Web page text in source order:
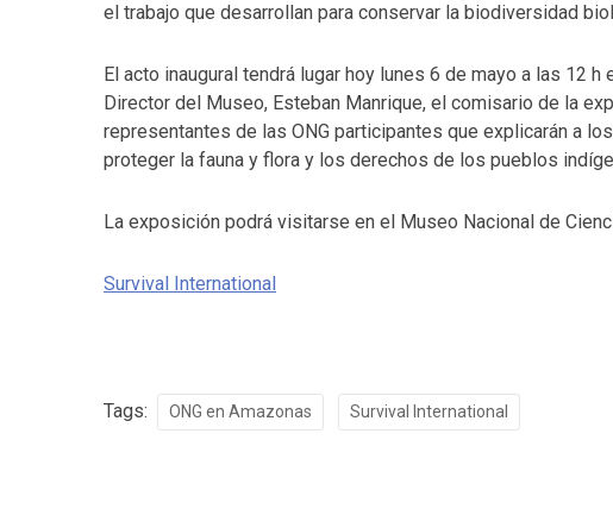
el trabajo que desarrollan para conservar la biodiversidad
El acto inaugural tendrá lugar hoy lunes 6 de mayo a las 12
Director del Museo, Esteban Manrique, el comisario de la
representantes de las ONG participantes que explicarán a
proteger la fauna y flora y los derechos de los pueblos
La exposición podrá visitarse en el Museo Nacional de
Survival International
Tags: ONG en Amazonas Survival International